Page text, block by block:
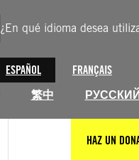
¿En qué idioma desea
ESPAÑOL FRANÇAIS
繁中
HAZ UN